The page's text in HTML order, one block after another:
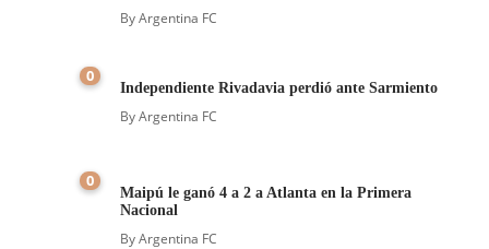
ByArgentina FC
0
Independiente Rivadavia perdió ante Sarmiento
ByArgentina FC
0
Maipú le ganó 4 a 2 a Atlanta en la Primera
Nacional
ByArgentina FC